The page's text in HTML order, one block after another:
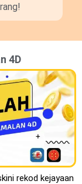
4D
rekod kejayaan